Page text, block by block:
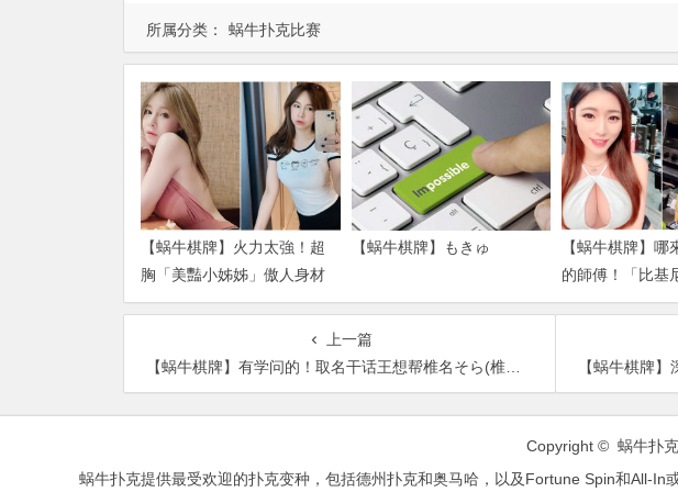
所属分类： 蜗牛扑克比赛
【蜗牛棋牌】火力太強！超
胸「美豔小姊姊」傲人身材
引人遐想 一身兇猛戰袍直接
【蜗牛棋牌】もきゅ
【蜗牛棋牌】哪
的師傅！「比基
謝立琪體驗日
上一篇
【蜗牛棋牌】有学问的！取名干话王想帮椎名そら(椎名空)改名！
【蜗牛棋牌】深夜福
Copyright © 蜗牛扑
蜗牛扑克提供最受欢迎的扑克变种，包括德州扑克和奥马哈，以及Fortune Spin和All-